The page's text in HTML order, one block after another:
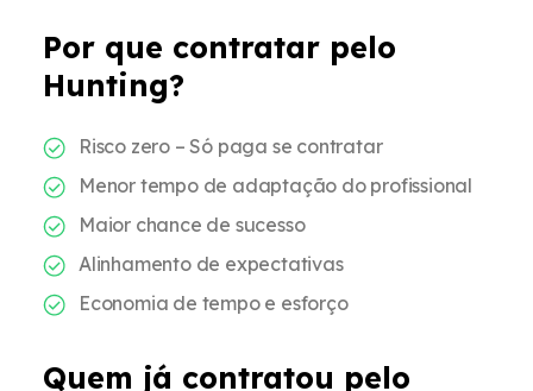
Por que contratar pelo
Hunting?
Risco zero – Só paga se contratar
Menor tempo de adaptação do profissional
Maior chance de sucesso
Alinhamento de expectativas
Economia de tempo e esforço
Quem já contratou pelo